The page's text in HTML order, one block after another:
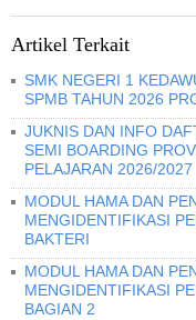
Artikel Terkait
SMK NEGERI 1
SPMB TAHUN 2026
JUKNIS DAN INFO
SEMI BOARDING
PELAJARAN 2026/2027
MODUL HAMA DAN
MENGIDENTIFIKASI
BAKTERI
MODUL HAMA DAN
MENGIDENTIFIKASI
BAGIAN 2